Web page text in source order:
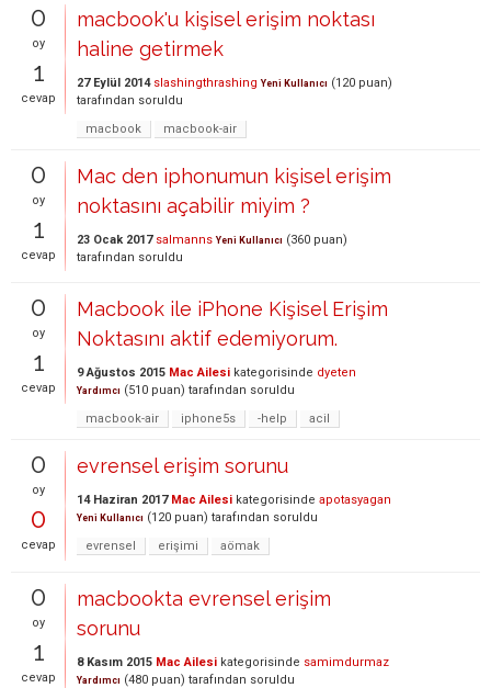
0
oy
1
cevap
macbook'u kişisel erişim noktası
haline getirmek
27 Eylül 2014 slashingthrashing Yeni Kullanıcı (120 puan)
tarafından soruldu
macbook
macbook-air
0
oy
1
cevap
Mac den iphonumun kişisel erişim
noktasını açabilir miyim ?
23 Ocak 2017 salmanns Yeni Kullanıcı (360 puan)
tarafından soruldu
0
oy
1
cevap
Macbook ile iPhone Kişisel Erişim
Noktasını aktif edemiyorum.
9 Ağustos 2015 Mac Ailesi kategorisinde dyeten
Yardımcı (510 puan) tarafından soruldu
macbook-air
iphone5s -help acil
0
oy
0
cevap
evrensel erişim sorunu
14 Haziran 2017 Mac Ailesi kategorisinde apotasyagan
Yeni Kullanıcı (120 puan) tarafından soruldu
evrensel
erişimi aömak
0
oy
1
cevap
macbookta evrensel erişim
sorunu
8 Kasım 2015 Mac Ailesi kategorisinde samimdurmaz
Yardımcı (480 puan) tarafından soruldu